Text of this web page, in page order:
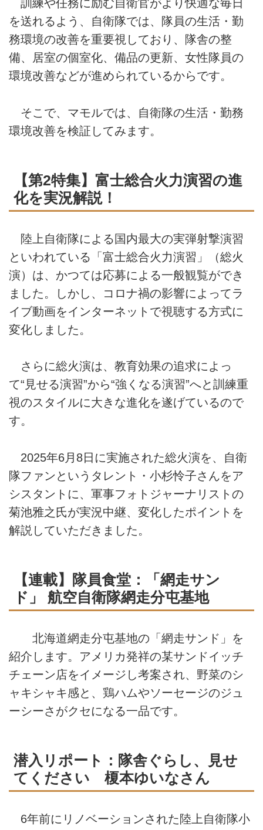
訓練や任務に励む自衛官がより快適な毎日
を送れるよう、自衛隊では、隊員の生活・勤
務環境の改善を重要視しており、隊舎の整
備、居室の個室化、備品の更新、女性隊員の
環境改善などが進められているからです。
そこで、マモルでは、自衛隊の生活・勤務
環境改善を検証してみます。
【第2特集】富士総合火力演習の進
化を実況解説！
陸上自衛隊による国内最大の実弾射撃演習
といわれている「富士総合火力演習」（総火
演）は、かつては応募による一般観覧ができ
ました。しかし、コロナ禍の影響によってラ
イブ動画をインターネットで視聴する方式に
変化しました。
さらに総火演は、教育効果の追求によっ
て“見せる演習”から“強くなる演習”へと訓練重
視のスタイルに大きな進化を遂げているので
す。
2025年6月8日に実施された総火演を、自衛
隊ファンというタレント・小杉怜子さんをア
シスタントに、軍事フォトジャーナリストの
菊池雅之氏が実況中継、変化したポイントを
解説していただきました。
【連載】隊員食堂：「網走サン
ド」 航空自衛隊網走分屯基地
北海道網走分屯基地の「網走サンド」を
紹介します。アメリカ発祥の某サンドイッチ
チェーン店をイメージし考案され、野菜のシ
ャキシャキ感と、鶏ハムやソーセージのジュ
ーシーさがクセになる一品です。
潜入リポート：隊舎ぐらし、見せ
てください 榎本ゆいなさん
6年前にリノベーションされた陸上自衛隊小